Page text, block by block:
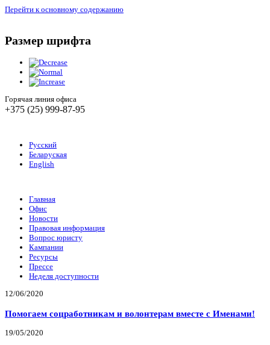
Перейти к основному содержанию
Размер шрифта
Горячая линия офиса
+375 (25) 999-87-95
Русский
Беларуская
English
Главная
Офис
Новости
Правовая информация
Вопрос юристу
Кампании
Ресурсы
Прессе
Неделя доступности
12/06/2020
Помогаем соцработникам и волонтерам вместе с Именами!
19/05/2020